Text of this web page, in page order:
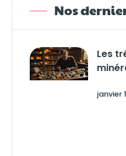
Nos
Les
janvier